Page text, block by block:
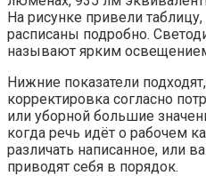
На рисунке привели
расписаны подробно.
называют ярким
Нижние показатели
корректировка согласно
или уборной большие
когда речь идёт о рабочем
различать написанное, или
приводят себя в порядок.